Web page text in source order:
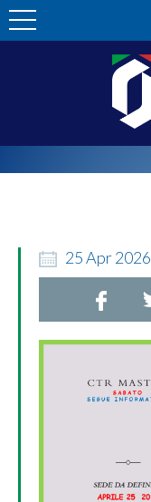
25Apr2026